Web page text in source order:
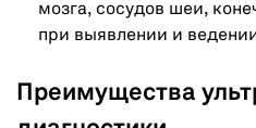
мозга, сосудов шеи,
при выявлении и
Преимущества